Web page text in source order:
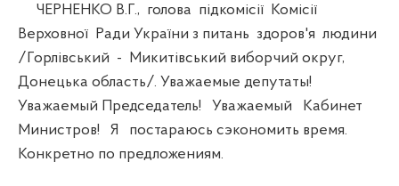
ЧЕРНЕНКО В.Г., голова підкомісії Комісії
Верховної Ради України з питань здоров'я людини
/Горлівський - Микитівський виборчий округ,
Донецька область/. Уважаемые депутаты!
Уважаемый Председатель! Уважаемый Кабинет
Министров! Я постараюсь сэкономить время.
Конкретно по предложениям.